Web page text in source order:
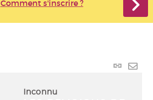
Comment s'inscrire ?
Lien
Inconnu